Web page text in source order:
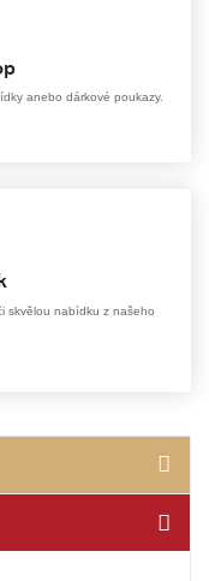
anebo dárkové poukazy.
skvělou nabídku z našeho